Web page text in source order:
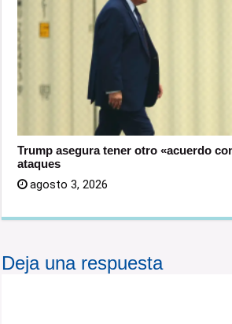
Trump asegura tener otro «acuerdo
ataques
agosto 3, 2026
Deja una respuesta